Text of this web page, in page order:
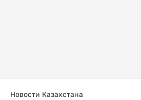
Новости Казахстана